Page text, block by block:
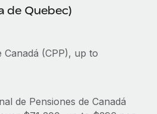
antecedentes
de cribado de candidatos.
de Quebec)
Canadá (CPP), up to
de Pensiones de Canadá